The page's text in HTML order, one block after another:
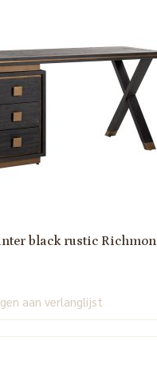
black rustic
aan verlanglijst